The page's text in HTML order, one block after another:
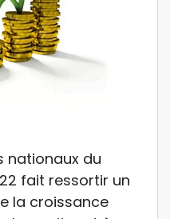
nationaux du
fait ressortir un
la croissance